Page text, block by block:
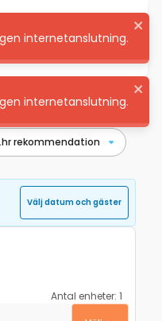
Svenska Logga in
Välj datum och gäster
Antal enheter: 1